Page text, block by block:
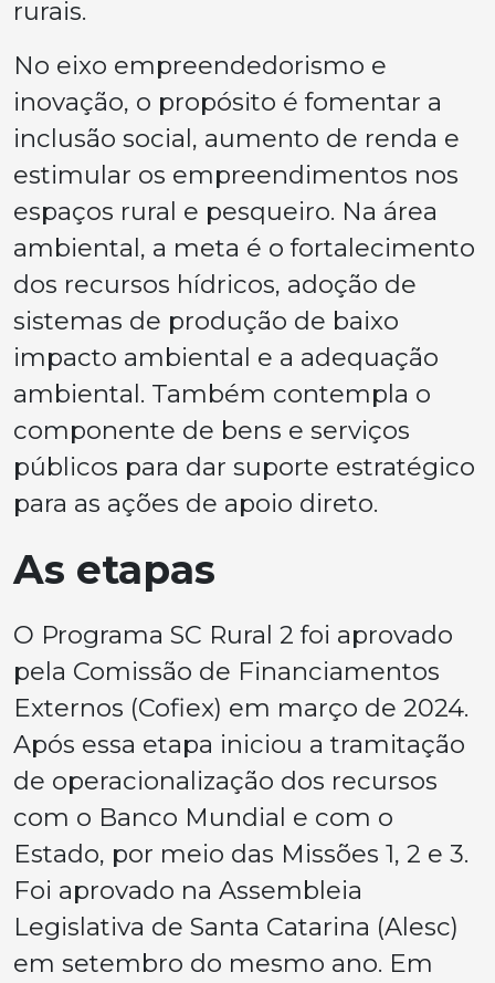
rurais.
No eixo empreendedorismo e
inovação, o propósito é fomentar a
inclusão social, aumento de renda e
estimular os empreendimentos nos
espaços rural e pesqueiro. Na área
ambiental, a meta é o fortalecimento
dos recursos hídricos, adoção de
sistemas de produção de baixo
impacto ambiental e a adequação
ambiental. Também contempla o
componente de bens e serviços
públicos para dar suporte estratégico
para as ações de apoio direto.
As etapas
O Programa SC Rural 2 foi aprovado
pela Comissão de Financiamentos
Externos (Cofiex) em março de 2024.
Após essa etapa iniciou a tramitação
de operacionalização dos recursos
com o Banco Mundial e com o
Estado, por meio das Missões 1, 2 e 3.
Foi aprovado na Assembleia
Legislativa de Santa Catarina (Alesc)
em setembro do mesmo ano. Em